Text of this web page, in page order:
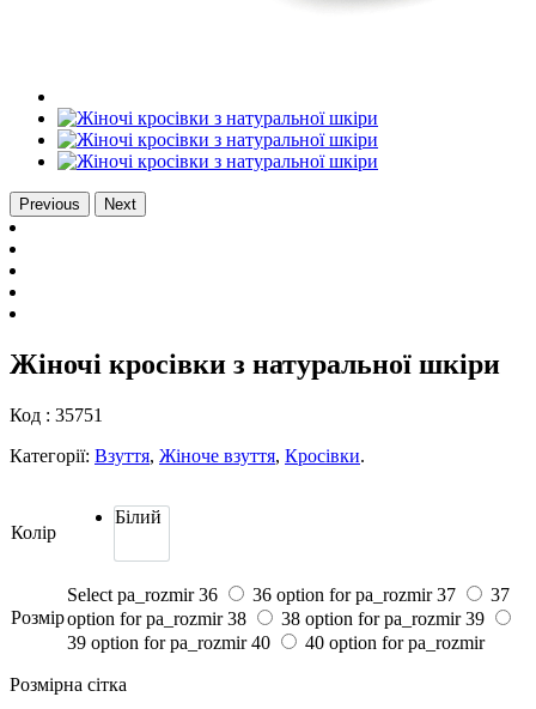
Previous Next
Жіночі кросівки з натуральної шкіри
Код : 35751
Категорії: Взуття, Жіноче взуття, Кросівки.
Колір
Білий
Розмiр
Select pa_rozmir 36 36 option for pa_rozmir 37
37
option for pa_rozmir 38 38 option for pa_rozmir 39
39 option for pa_rozmir 40 40 option for pa_rozmir
Розмірна сітка